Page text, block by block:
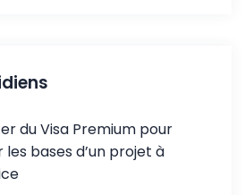
du Visa Premium pour
les bases d’un projet à